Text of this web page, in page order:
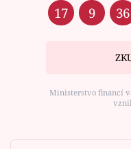
17 9 36
Ministerstvo financí